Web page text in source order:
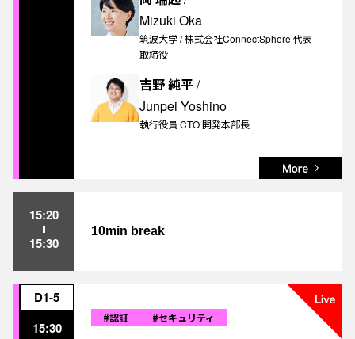
Mizuki Oka
筑波大学 / 株式会社ConnectSphere 代表
取締役
吉野 純平/
Junpei Yoshino
執行役員 CTO 開発本部長
15:20
15:30
10min break
D1-5
15:30
#認証 #セキュリティ